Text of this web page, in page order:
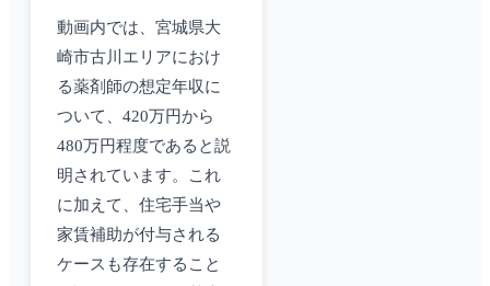
動画内では、宮城県大
崎市古川エリアにおけ
る薬剤師の想定年収に
ついて、420万円から
480万円程度であると説
明されています。これ
に加えて、住宅手当や
家賃補助が付与される
ケースも存在すること